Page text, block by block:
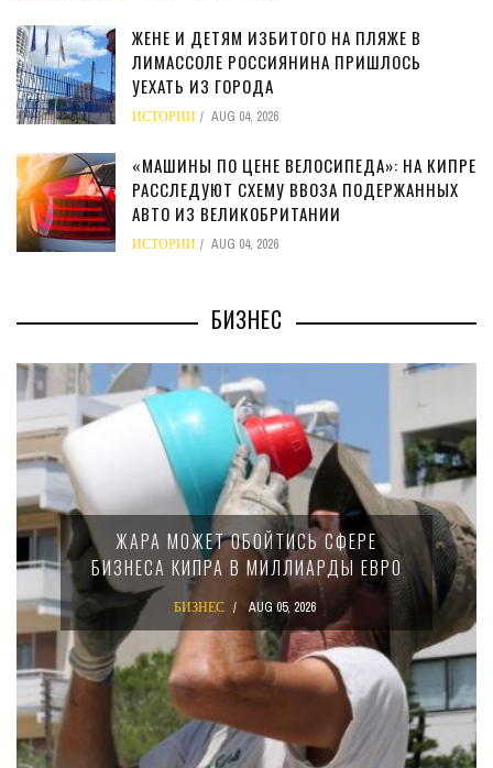
ЖЕНЕ И ДЕТЯМ ИЗБИТОГО НА ПЛЯЖЕ В
ЛИМАССОЛЕ РОССИЯНИНА ПРИШЛОСЬ
УЕХАТЬ ИЗ ГОРОДА
ИСТОРИИ AUG 04, 2026
«МАШИНЫ ПО ЦЕНЕ ВЕЛОСИПЕДА»: НА КИПРЕ
РАССЛЕДУЮТ СХЕМУ ВВОЗА ПОДЕРЖАННЫХ
АВТО ИЗ ВЕЛИКОБРИТАНИИ
ИСТОРИИ AUG 04, 2026
БИЗНЕС
ЖАРА МОЖЕТ ОБОЙТИСЬ СФЕРЕ
БИЗНЕСА КИПРА В МИЛЛИАРДЫ ЕВРО
БИЗНЕС AUG 05, 2026